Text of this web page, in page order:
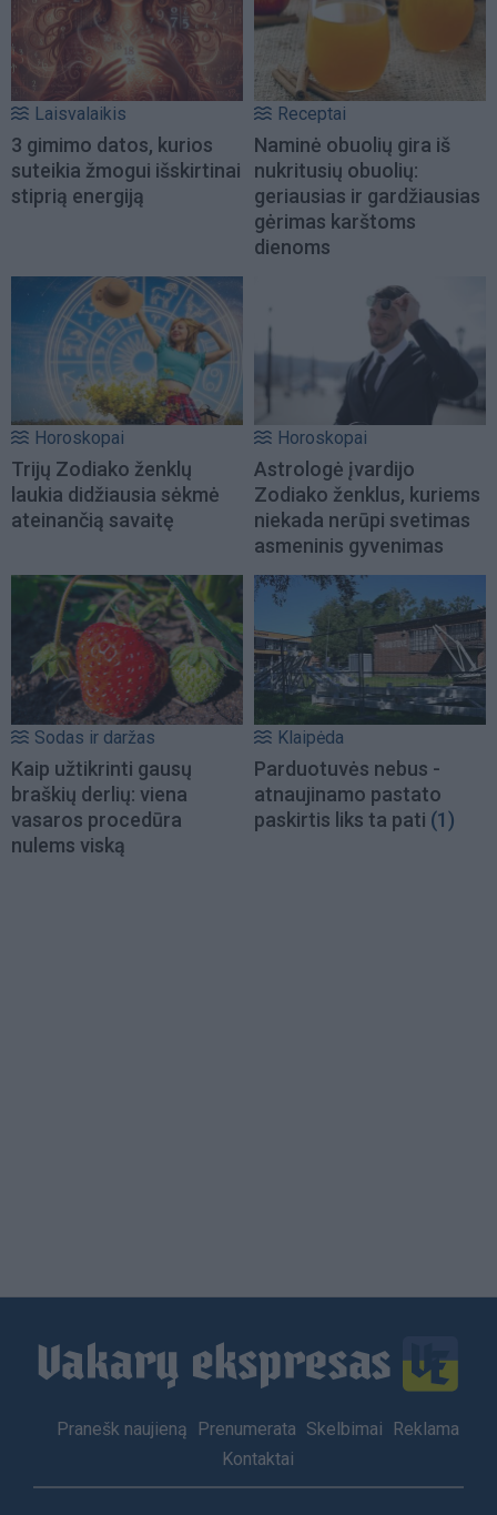
Laisvalaikis
3 gimimo datos, kurios
suteikia žmogui išskirtinai
stiprią energiją
Receptai
Naminė obuolių gira iš
nukritusių obuolių:
geriausias ir gardžiausias
gėrimas karštoms
dienoms
Horoskopai
Trijų Zodiako ženklų
laukia didžiausia sėkmė
ateinančią savaitę
Horoskopai
Astrologė įvardijo
Zodiako ženklus, kuriems
niekada nerūpi svetimas
asmeninis gyvenimas
Sodas ir daržas
Kaip užtikrinti gausų
braškių derlių: viena
vasaros procedūra
nulems viską
Klaipėda
Parduotuvės nebus -
atnaujinamo pastato
paskirtis liks ta pati (1)
Footer
Pranešk naujieną Prenumerata Skelbimai
Reklama
Kontaktai